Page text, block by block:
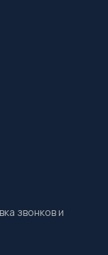
звонков и